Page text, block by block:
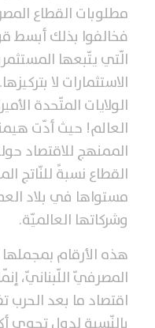
مطلوبات القطاع
فخالفوا بذلك أبسط
الّتي يتّبعها
الاستثمارات لا
الولايات المتّحدة
العالم! حيث أدّت
الممنهج للاقتصاد
مستواها في بلاد
وشركاتها العالميّة.
هذه الأرقام
المصرفيّ اللّبنانيّ،
اقتصاد ما بعد
بالنّسبة لدولٍ تحوي